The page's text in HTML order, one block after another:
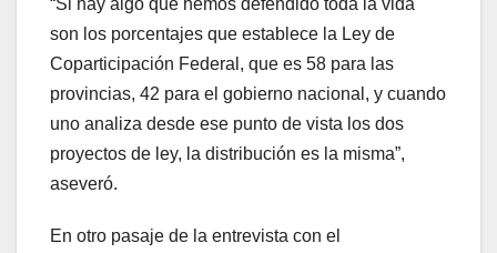
son los porcentajes que establece la Ley de
Coparticipación Federal, que es 58 para las
provincias, 42 para el gobierno nacional, y cuando
uno analiza desde ese punto de vista los dos
proyectos de ley, la distribución es la misma”,
aseveró.
En otro pasaje de la entrevista con el